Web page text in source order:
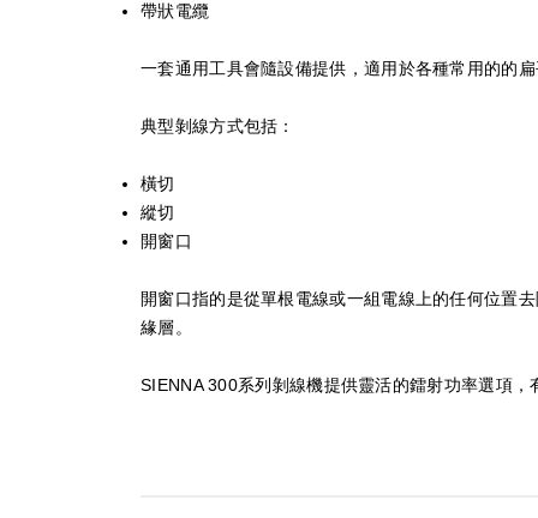
帶狀電纜
一套通用工具會隨設備提供，適用於各種常用的的
典型剝線方式包括：
橫切
縱切
開窗口
開窗口指的是從單根電線或一組電線上的任何位置
緣層。
SIENNA 300系列剝線機提供靈活的鐳射功率選項